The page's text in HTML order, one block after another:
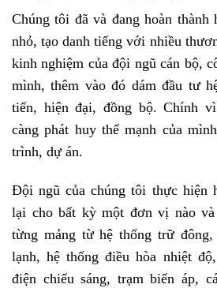
Chúng tôi đã và đang hoàn
nhỏ, tạo danh tiếng với nhiều
kinh nghiệm của đội ngũ cán bộ,
mình, thêm vào đó dám đầu tư
tiến, hiện đại, đồng bộ. Chính
càng phát huy thế mạnh của
trình, dự án.
Đội ngũ của chúng tôi thực hiện
lại cho bất kỳ một đơn vị nào
từng mảng từ hệ thống trữ
lạnh, hệ thống điều hòa nhiệt
điện chiếu sáng, trạm biến áp,